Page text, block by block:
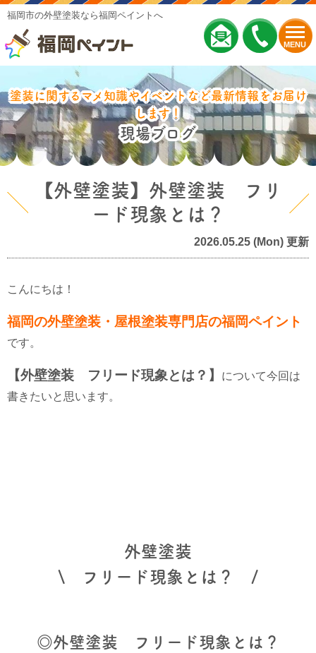
MENU
福岡市の外壁塗装なら福岡ペイントへ
塗装に関するマメ知識やイベントなど最新情報をお届け
します！
現場ブログ
【外壁塗装】外壁塗装 フリ
ード現象とは？
2026.05.25 (Mon) 更新
こんにちは！
福岡の外壁塗装・屋根塗装専門店の福岡ペイント
です。
【外壁塗装 フリード現象とは？】
について今回は
書きたいと思います。
外壁塗装
\ フリード現象とは？ /
◎外壁塗装 フリード現象とは？